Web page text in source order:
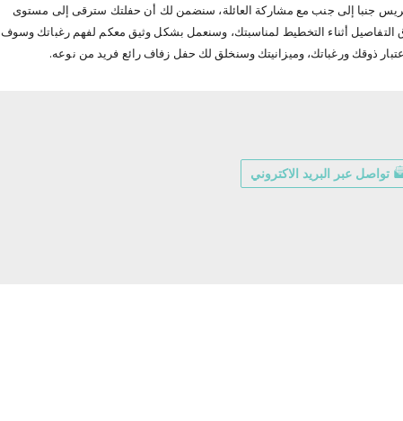
جنبا إلى جنب مع مشاركة العائلة، سنضمن لك أن حفلتك سترقى إلى مستوى
التفاصيل أثناء التخطيط لمناسبتك، وسنعمل بشكل وثيق معكم لفهم رغباتك وسوف
ذوقك ورغباتك، وميزانيتك وسنخلق لك حفل زفاف رائع فريد من نوعه.
تواصل عبر البريد الاكتروني